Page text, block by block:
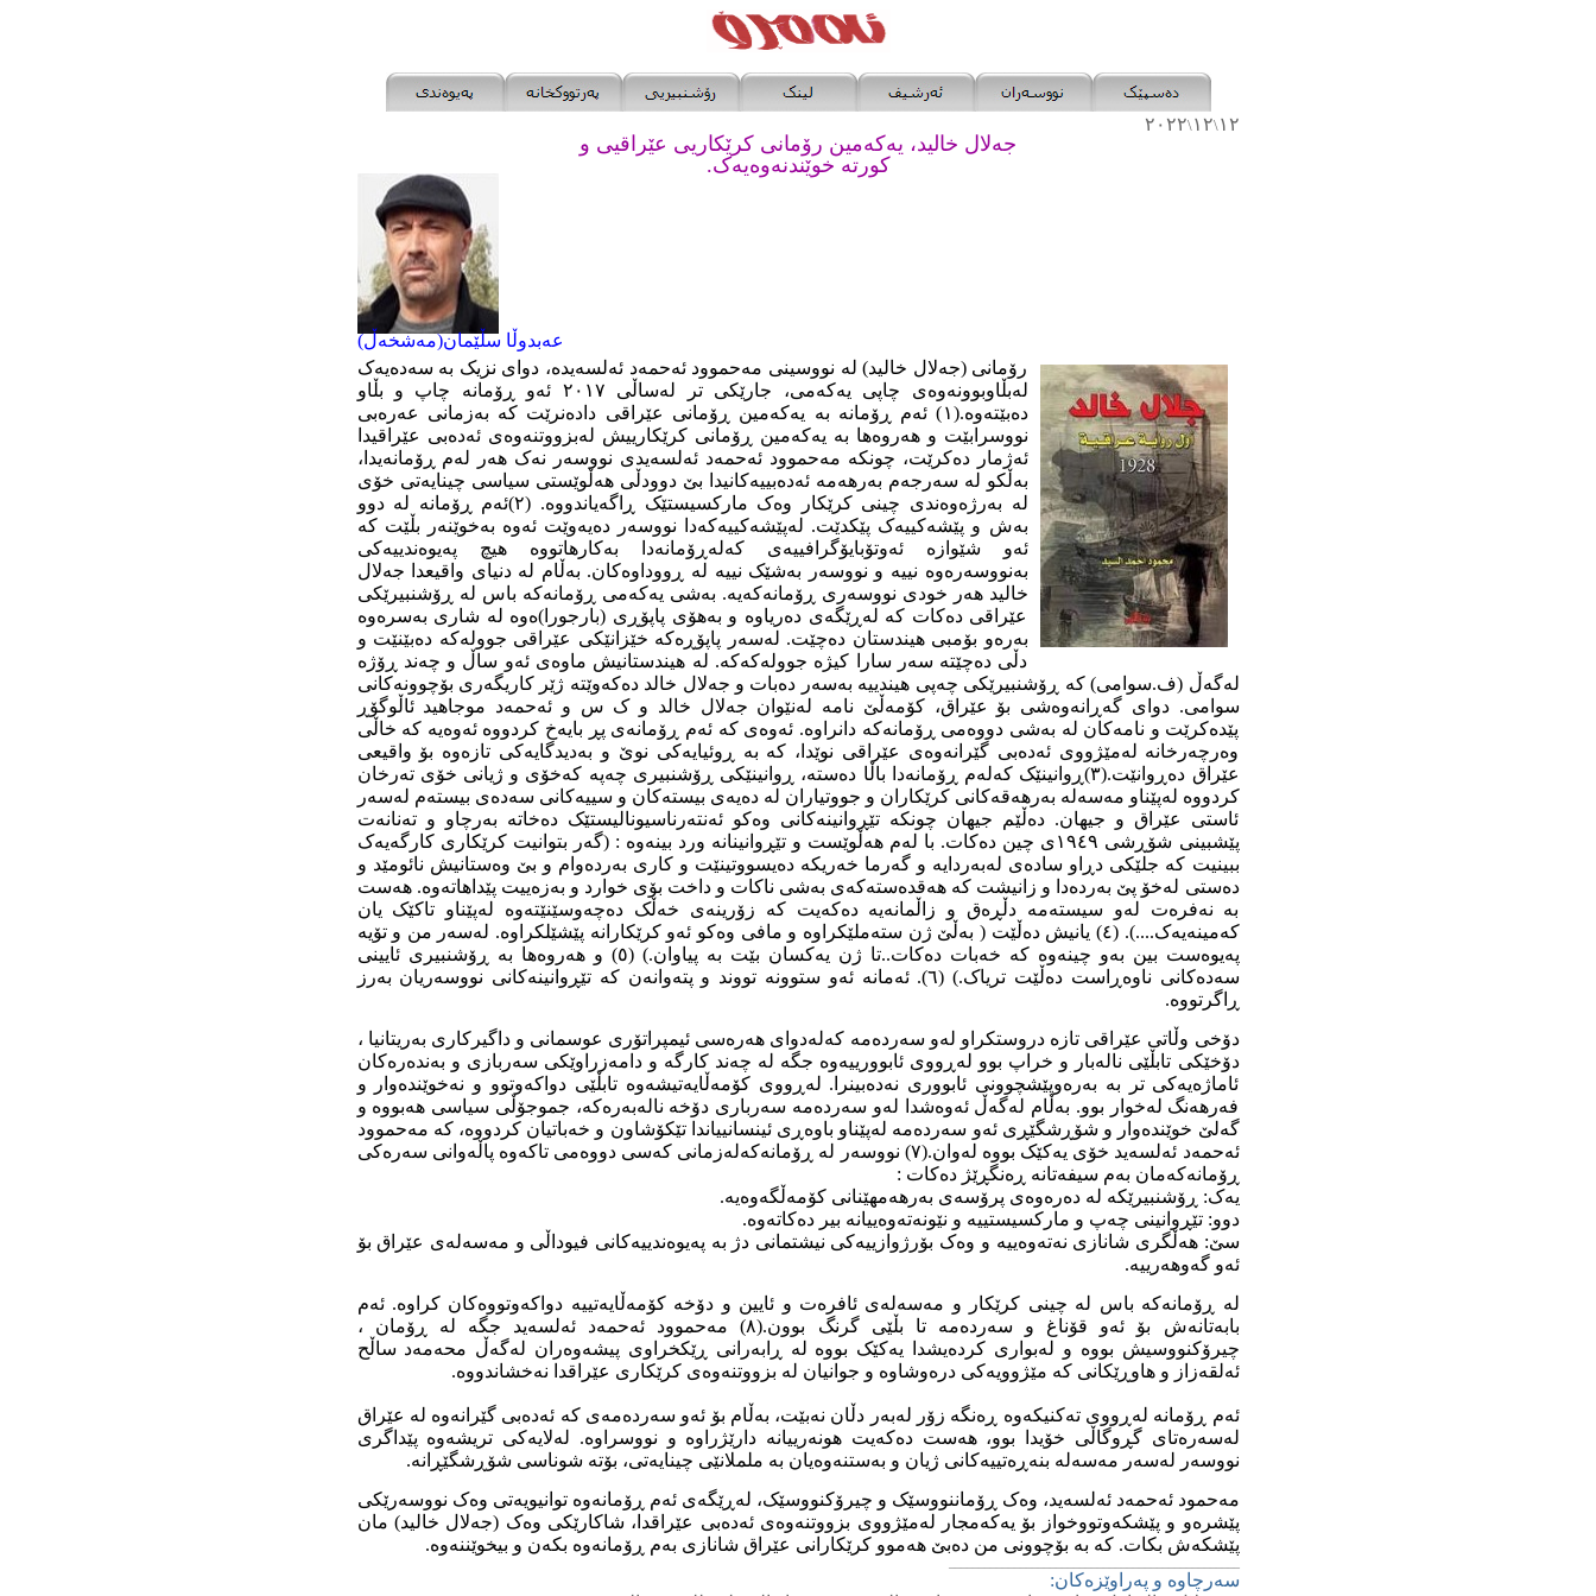
١٢\١٢\٢٠٢٢
جەلال خالید، یەکەمین رۆمانی کرێکاریی عێراقیی و
کورتە خوێندنەوەیەک.
عەبدوڵا سڵێمان(مەشخەڵ)
رۆمانی (جەلال خالید) لە نووسینی مەحموود ئەحمەد ئەلسەیدە، دوای نزیک بە سەدەیەک
لەبڵاوبوونەوەی چاپی یەکەمی، جارێکی تر لەساڵی ٢٠١٧ ئەو ڕۆمانە چاپ و بڵاو
دەبێتەوە.(١) ئەم ڕۆمانە بە یەکەمین ڕۆمانی عێراقی دادەنرێت کە بەزمانی عەرەبی
نووسرابێت و هەروەها بە یەکەمین ڕۆمانی کرێکارییش لەبزووتنەوەی ئەدەبی عێراقیدا
ئەژمار دەکرێت، چونکە مەحموود ئەحمەد ئەلسەیدی نووسەر نەک هەر لەم ڕۆمانەیدا،
بەڵکو لە سەرجەم بەرهەمە ئەدەبییەکانیدا بێ دوودڵی هەڵوێستی سیاسی چینایەتی خۆی
لە بەرژەوەندی چینی کرێکار وەک مارکسیستێک ڕاگەیاندووە. (٢)ئەم ڕۆمانە لە دوو
بەش و پێشەکییەک پێکدێت. لەپێشەکییەکەدا نووسەر دەیەوێت ئەوە بەخوێنەر بڵێت کە
ئەو شێوازە ئەوتۆبایۆگرافییەی کەلەڕۆمانەدا بەکارهاتووە هیچ پەیوەندییەکی
بەنووسەرەوە نییە و نووسەر بەشێک نییە لە ڕووداوەکان. بەڵام لە دنیای واقیعدا جەلال
خالید هەر خودی نووسەری ڕۆمانەکەیە. بەشی یەکەمی ڕۆمانەکە باس لە ڕۆشنبیرێکی
عێراقی دەکات کە لەڕێگەی دەریاوە و بەهۆی پاپۆڕی (بارجورا)ەوە لە شاری بەسرەوە
بەرەو بۆمبی هیندستان دەچێت. لەسەر پاپۆڕەکە خێزانێکی عێراقی جوولەکە دەبێنێت و
دڵی دەچێتە سەر سارا کیژە جوولەکەکە. لە هیندستانیش ماوەی ئەو ساڵ و چەند ڕۆژە
لەگەڵ (ف.سوامی) کە ڕۆشنبیرێکی چەپی هیندییە بەسەر دەبات و جەلال خالد دەکەوێتە ژێر کاریگەری بۆچوونەکانی
سوامی. دوای گەڕانەوەشی بۆ عێراق، کۆمەڵێ نامە لەنێوان جەلال خالد و ک س و ئەحمەد موجاهید ئاڵوگۆڕ
پێدەکرێت و نامەکان لە بەشی دووەمی ڕۆمانەکە دانراوە. ئەوەی کە ئەم ڕۆمانەی پڕ بایەخ کردووە ئەوەیە کە خاڵی
وەرچەرخانە لەمێژووی ئەدەبی گێرانەوەی عێراقی نوێدا، کە بە ڕوئیایەکی نوێ و بەدیدگایەکی تازەوە بۆ واقیعی
عێراق دەڕوانێت.(٣)ڕوانینێک کەلەم ڕۆمانەدا باڵا دەستە، ڕوانینێکی ڕۆشنبیری چەپە کەخۆی و ژیانی خۆی تەرخان
کردووە لەپێناو مەسەلە بەرهەقەکانی کرێکاران و جووتیاران لە دەیەی بیستەکان و سییەکانی سەدەی بیستەم لەسەر
ئاستی عێراق و جیهان. دەڵێم جیهان چونکە تێڕوانینەکانی وەکو ئەنتەرناسیونالیستێک دەخاتە بەرچاو و تەنانەت
پێشبینی شۆڕشی ١٩٤٩ی چین دەکات. با لەم هەڵوێست و تێڕوانینانە ورد بینەوە : (گەر بتوانیت کرێکاری کارگەیەک
ببینیت کە جلێکی دڕاو سادەی لەبەردایە و گەرما خەریکە دەیسووتینێت و کاری بەردەوام و بێ وەستانیش نائومێد و
دەستی لەخۆ پێ بەردەدا و زانیشت کە هەقدەستەکەی بەشی ناکات و داخت بۆی خوارد و بەزەییت پێداهاتەوە. هەست
بە نەفرەت لەو سیستەمە دڵڕەق و زاڵمانەیە دەکەیت کە زۆرینەی خەڵک دەچەوسێنێتەوە لەپێناو تاکێک یان
کەمینەیەک....). (٤) یانیش دەڵێت ( بەڵێ ژن ستەملێکراوە و مافی وەکو ئەو کرێکارانە پێشێلکراوە. لەسەر من و تۆیە
پەیوەست بین بەو چینەوە کە خەبات دەکات..تا ژن یەکسان بێت بە پیاوان.) (٥) و هەروەها بە ڕۆشنبیری ئایینی
سەدەکانی ناوەڕاست دەڵێت تریاک.) (٦). ئەمانە ئەو ستوونە تووند و پتەوانەن کە تێڕوانینەکانی نووسەریان بەرز
ڕاگرتووە.
دۆخی وڵاتی عێراقی تازە دروستکراو لەو سەردەمە کەلەدوای هەرەسی ئیمپراتۆری عوسمانی و داگیرکاری بەریتانیا ،
دۆخێکی تابڵێی نالەبار و خراپ بوو لەڕووی ئابوورییەوە جگە لە چەند کارگە و دامەزراوێکی سەربازی و بەندەرەکان
ئاماژەیەکی تر بە بەرەوپێشچوونی ئابووری نەدەبینرا. لەڕووی کۆمەڵایەتیشەوە تابڵێی دواکەوتوو و نەخوێندەوار و
فەرهەنگ لەخوار بوو. بەڵام لەگەڵ ئەوەشدا لەو سەردەمە سەرباری دۆخە نالەبەرەکە، جموجۆڵی سیاسی هەبووە و
گەلێ خوێندەوار و شۆڕشگێڕی ئەو سەردەمە لەپێناو باوەڕی ئینسانییاندا تێکۆشاون و خەباتیان کردووە، کە مەحموود
ئەحمەد ئەلسەید خۆی یەکێک بووە لەوان.(٧) نووسەر لە ڕۆمانەکەلەزمانی کەسی دووەمی تاکەوە پاڵەوانی سەرەکی
ڕۆمانەکەمان بەم سیفەتانە ڕەنگڕێژ دەکات :
یەک: ڕۆشنبیرێکە لە دەرەوەی پرۆسەی بەرهەمهێنانی کۆمەڵگەوەیە.
دوو: تێڕوانینی چەپ و مارکسیستییە و نێونەتەوەییانە بیر دەکاتەوە.
سێ: هەڵگری شانازی نەتەوەییە و وەک بۆرژوازییەکی نیشتمانی دژ بە پەیوەندییەکانی فیوداڵی و مەسەلەی عێراق بۆ
ئەو گەوهەرییە.
لە ڕۆمانەکە باس لە چینی کرێکار و مەسەلەی ئافرەت و ئایین و دۆخە کۆمەڵایەتییە دواکەوتووەکان کراوە. ئەم
بابەتانەش بۆ ئەو قۆناغ و سەردەمە تا بڵێی گرنگ بوون.(٨) مەحموود ئەحمەد ئەلسەید جگە لە ڕۆمان ،
چیرۆکنووسیش بووە و لەبواری کردەیشدا یەکێک بووە لە ڕابەرانی ڕێکخراوی پیشەوەران لەگەڵ محەمەد ساڵح
ئەلقەزاز و هاوڕێکانی کە مێژوویەکی درەوشاوە و جوانیان لە بزووتنەوەی کرێکاری عێراقدا نەخشاندووە.
ئەم ڕۆمانە لەڕووی تەکنیکەوە ڕەنگە زۆر لەبەر دڵان نەبێت، بەڵام بۆ ئەو سەردەمەی کە ئەدەبی گێرانەوە لە عێراق
لەسەرەتای گڕوگاڵی خۆیدا بوو، هەست دەکەیت هونەرییانە دارێژراوە و نووسراوە. لەلایەکی تریشەوە پێداگری
نووسەر لەسەر مەسەلە بنەڕەتییەکانی ژیان و بەستنەوەیان بە ململانێی چینایەتی، بۆتە شوناسی شۆڕشگێڕانە.
مەحمود ئەحمەد ئەلسەید، وەک ڕۆماننووسێک و چیرۆکنووسێک، لەڕێگەی ئەم ڕۆمانەوە توانیویەتی وەک نووسەرێکی
پێشرەو و پێشکەوتووخواز بۆ یەکەمجار لەمێژووی بزووتنەوەی ئەدەبی عێراقدا، شاکارێکی وەک (جەلال خالید) مان
پێشکەش بکات. کە بە بۆچوونی من دەبێ هەموو کرێکارانی عێراق شانازی بەم ڕۆمانەوە بکەن و بیخوێننەوە.
سەرچاوە و پەراوێزەکان: